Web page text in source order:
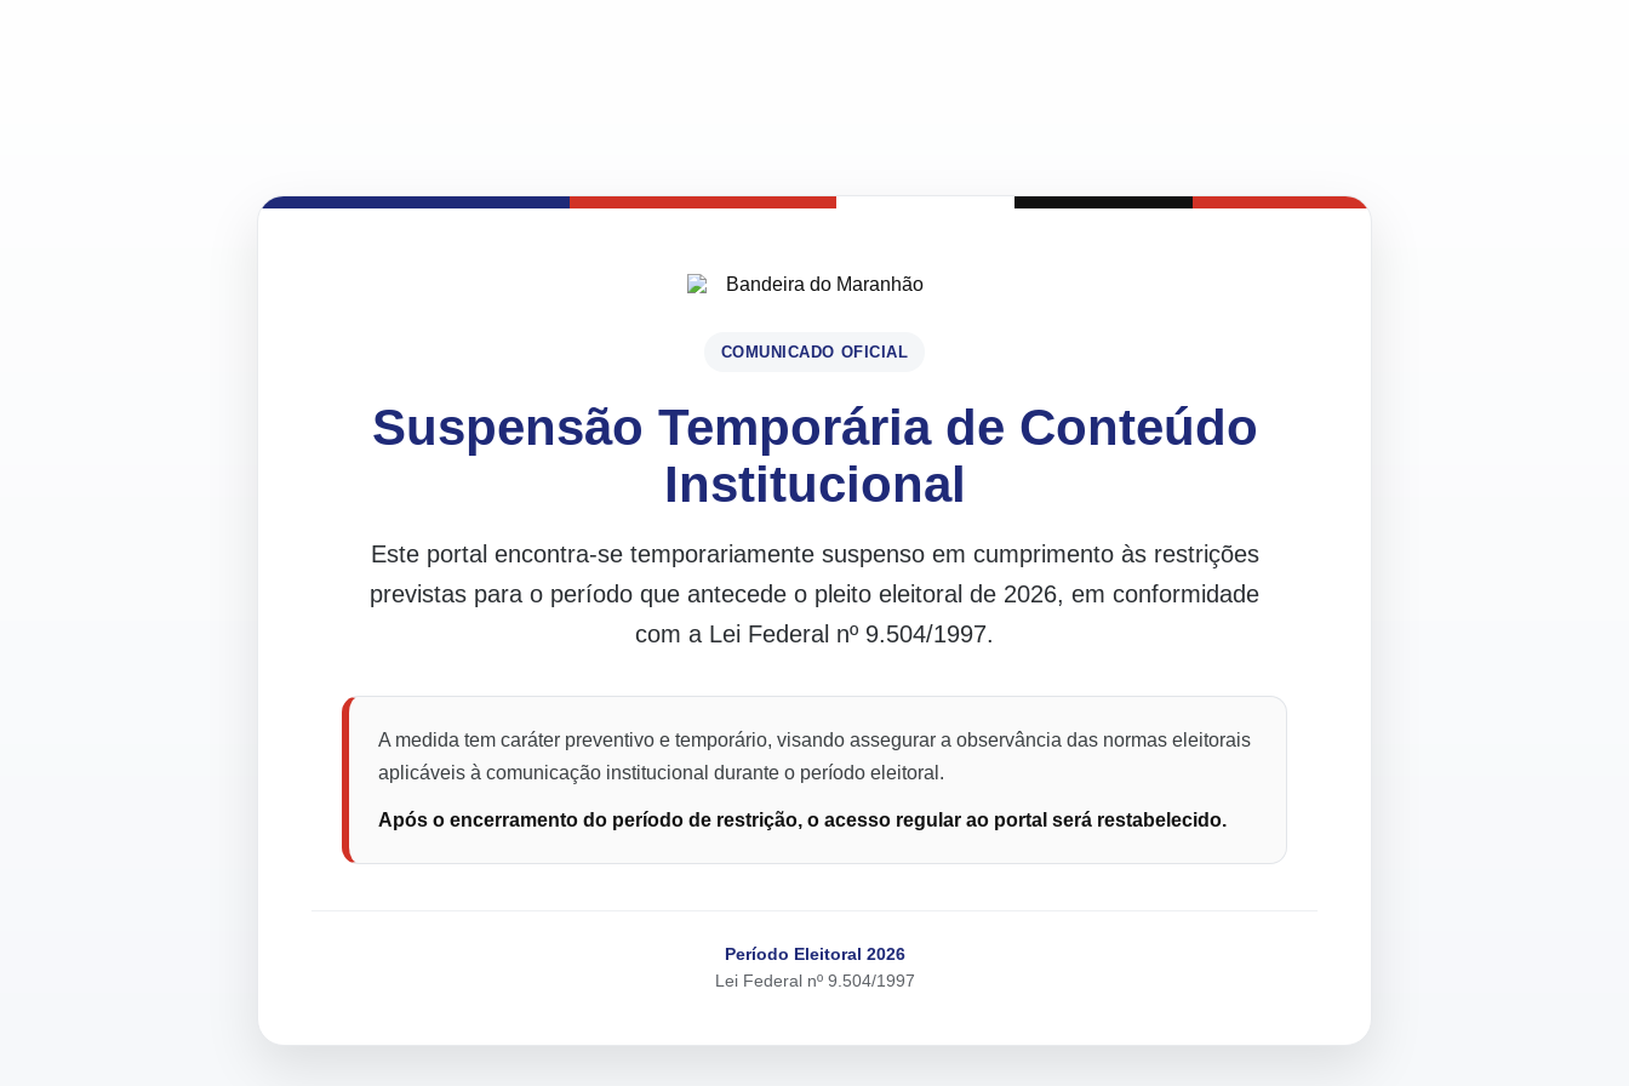
COMUNICADO OFICIAL
Suspensão Temporária de Conteúdo
Institucional
Este portal encontra-se temporariamente suspenso em cumprimento às restrições
previstas para o período que antecede o pleito eleitoral de 2026, em conformidade
com a Lei Federal nº 9.504/1997.
A medida tem caráter preventivo e temporário, visando assegurar a observância das normas eleitorais
aplicáveis à comunicação institucional durante o período eleitoral.
Após o encerramento do período de restrição, o acesso regular ao portal será restabelecido.
Período Eleitoral 2026
Lei Federal nº 9.504/1997